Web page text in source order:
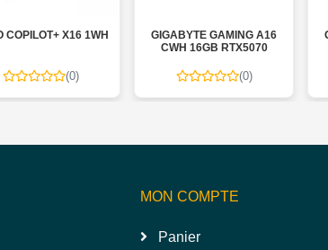
AERO COPILOT+ X16 1WH
(0)
GIGABYTE GAMING A16
CWH 16GB RTX5070
(0)
MON COMPTE
Panier